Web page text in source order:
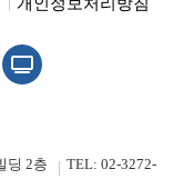
딩 2층
TEL: 02-3272-